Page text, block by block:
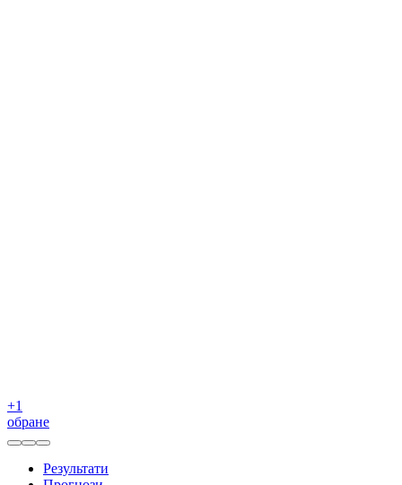
+1
обране
Результати